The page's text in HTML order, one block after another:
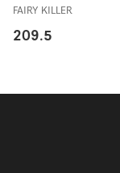
FAIRY KILLER
209.5